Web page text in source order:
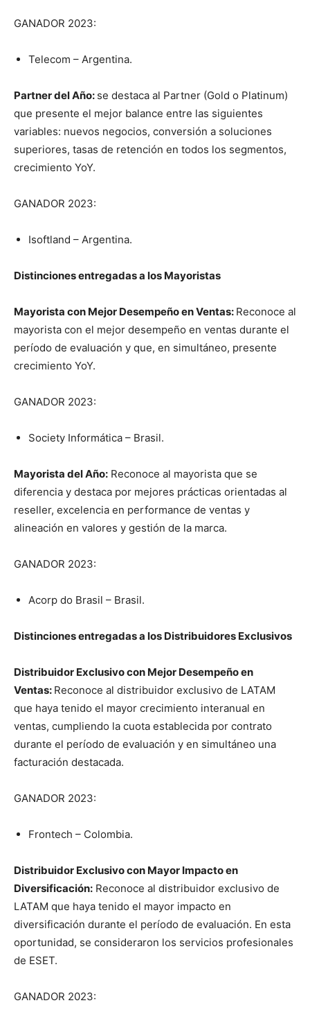
GANADOR 2023:
Telecom – Argentina.
Partner del Año: se destaca al Partner (Gold o Platinum)
que presente el mejor balance entre las siguientes
variables: nuevos negocios, conversión a soluciones
superiores, tasas de retención en todos los segmentos,
crecimiento YoY.
GANADOR 2023:
Isoftland – Argentina.
Distinciones entregadas a los Mayoristas
Mayorista con Mejor Desempeño en Ventas: Reconoce al
mayorista con el mejor desempeño en ventas durante el
período de evaluación y que, en simultáneo, presente
crecimiento YoY.
GANADOR 2023:
Society Informática – Brasil.
Mayorista del Año: Reconoce al mayorista que se
diferencia y destaca por mejores prácticas orientadas al
reseller, excelencia en performance de ventas y
alineación en valores y gestión de la marca.
GANADOR 2023:
Acorp do Brasil – Brasil.
Distinciones entregadas a los Distribuidores Exclusivos
Distribuidor Exclusivo con Mejor Desempeño en
Ventas: Reconoce al distribuidor exclusivo de LATAM
que haya tenido el mayor crecimiento interanual en
ventas, cumpliendo la cuota establecida por contrato
durante el período de evaluación y en simultáneo una
facturación destacada.
GANADOR 2023:
Frontech – Colombia.
Distribuidor Exclusivo con Mayor Impacto en
Diversificación: Reconoce al distribuidor exclusivo de
LATAM que haya tenido el mayor impacto en
diversificación durante el período de evaluación. En esta
oportunidad, se consideraron los servicios profesionales
de ESET.
GANADOR 2023: